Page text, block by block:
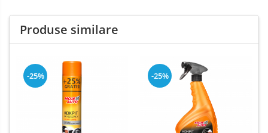
Produse similare
-25% -25%